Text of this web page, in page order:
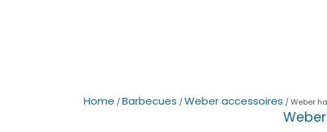
Home /Barbecues /Weber accessoires / Weber